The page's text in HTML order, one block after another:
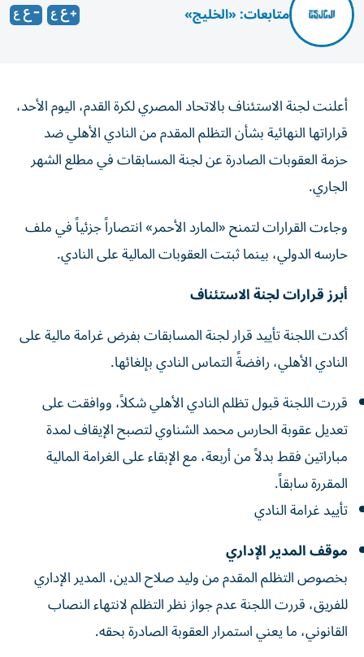
متابعات: «الخليج»
أعلنت لجنة الاستئناف بالاتحاد المصري لكرة القدم، اليوم الأحد،
قراراتها النهائية بشأن التظلم المقدم من النادي الأهلي ضد
حزمة العقوبات الصادرة عن لجنة المسابقات في مطلع الشهر
الجاري.
وجاءت القرارات لتمنح «المارد الأحمر» انتصاراً جزئياً في ملف
حارسه الدولي، بينما ثبتت العقوبات المالية على النادي.
أبرز قرارات لجنة الاستئناف
أكدت اللجنة تأييد قرار لجنة المسابقات بفرض غرامة مالية على
النادي الأهلي، رافضةً التماس النادي بإلغائها.
قررت اللجنة قبول تظلم النادي الأهلي شكلاً، ووافقت على
تعديل عقوبة الحارس محمد الشناوي لتصبح الإيقاف لمدة
مباراتين فقط بدلاً من أربعة، مع الإبقاء على الغرامة المالية
المقررة سابقاً.
تأييد غرامة النادي
موقف المدير الإداري
بخصوص التظلم المقدم من وليد صلاح الدين، المدير الإداري
للفريق، قررت اللجنة عدم جواز نظر التظلم لانتهاء النصاب
القانوني، ما يعني استمرار العقوبة الصادرة بحقه.